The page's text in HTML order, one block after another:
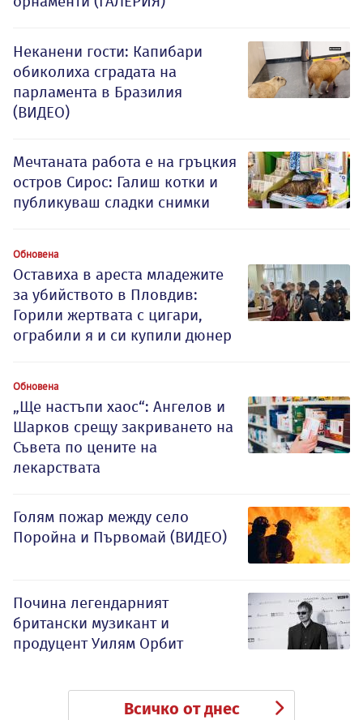
Неканени гости: Капибари
обиколиха сградата на
парламента в Бразилия
(ВИДЕО)
Мечтаната работа е на гръцкия
остров Сирос: Галиш котки и
публикуваш сладки снимки
Обновена
Оставиха в ареста младежите
за убийството в Пловдив:
Горили жертвата с цигари,
ограбили я и си купили дюнер
Обновена
„Ще настъпи хаос“: Ангелов и
Шарков срещу закриването на
Съвета по цените на
лекарствата
Голям пожар между село
Поройна и Първомай (ВИДЕО)
Почина легендарният
британски музикант и
продуцент Уилям Орбит
Всичко от днес